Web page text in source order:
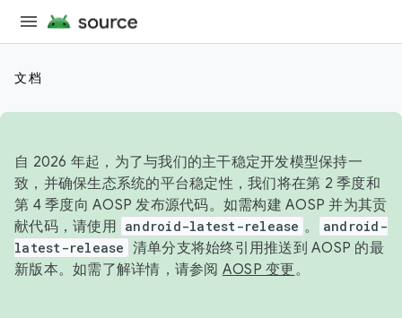
文档
自 2026 年起，为了与我们的主干稳定开发模型保持一
致，并确保生态系统的平台稳定性，我们将在第 2 季度和
第 4 季度向 AOSP 发布源代码。如需构建 AOSP 并为其贡
献代码，请使用 android-latest-release 。
android-
latest-release 清单分支将始终引用推送到 AOSP 的最
新版本。如需了解详情，请参阅 AOSP 变更。